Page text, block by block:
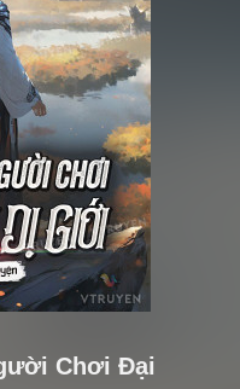
Chơi Đại